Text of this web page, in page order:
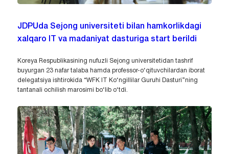
JDPUda Sejong universiteti bilan hamkorlikdagi
xalqaro IT va madaniyat dasturiga start berildi
Koreya Respublikasining nufuzli Sejong universitetidan tashrif
buyurgan 23 nafar talaba hamda professor-o‘qituvchilardan iborat
delegatsiya ishtirokida “WFK IT Ko‘ngillilar Guruhi Dasturi”ning
tantanali ochilish marosimi bo‘lib o‘tdi.